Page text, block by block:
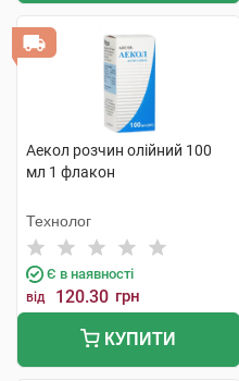
Аекол розчин олійний 100
мл 1 флакон
Технолог
Є в наявності
від 120.30 грн
КУПИТИ